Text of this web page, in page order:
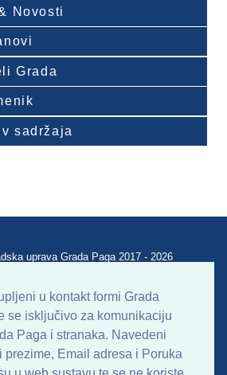
u kontakt formi Grada
se isključivo za komunikaciju
Paga i stranaka. Navedeni
prezime, Email adresa i Poruka
Novosti
Grada
sadržaja
uprava Grada Paga 2017 - 2026
Impressum
Kontakt
Sitemap
RSS